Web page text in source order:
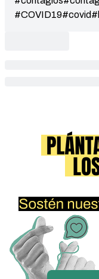
#COVID19#covid